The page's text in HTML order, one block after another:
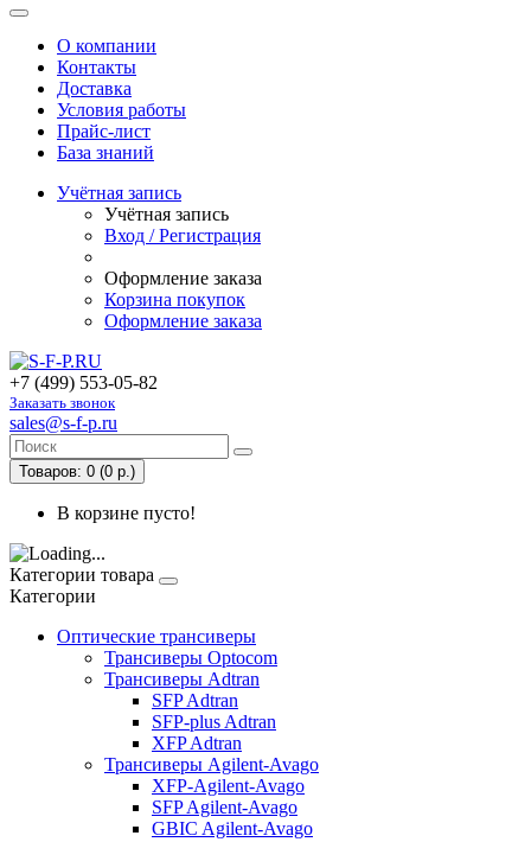
О компании
Контакты
Доставка
Условия работы
Прайс-лист
База знаний
Учётная запись
Учётная запись
Вход / Регистрация
Оформление заказа
Корзина покупок
Оформление заказа
+7 (499) 553-05-82
Заказать звонок
sales@s-f-p.ru
Товаров: 0 (0 р.)
В корзине пусто!
Категории товара
Категории
Оптические трансиверы
Трансиверы Optocom
Трансиверы Adtran
SFP Adtran
SFP-plus Adtran
XFP Adtran
Трансиверы Agilent-Avago
XFP-Agilent-Avago
SFP Agilent-Avago
GBIC Agilent-Avago